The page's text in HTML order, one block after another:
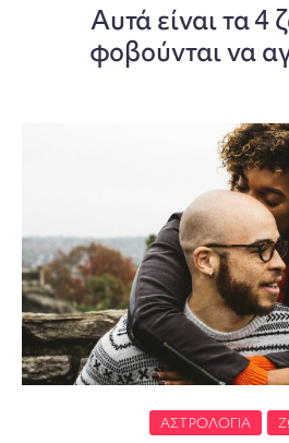
Αυτά είναι τα 4
φοβούνται να
ΑΣΤΡΟΛΟΓΊΑ